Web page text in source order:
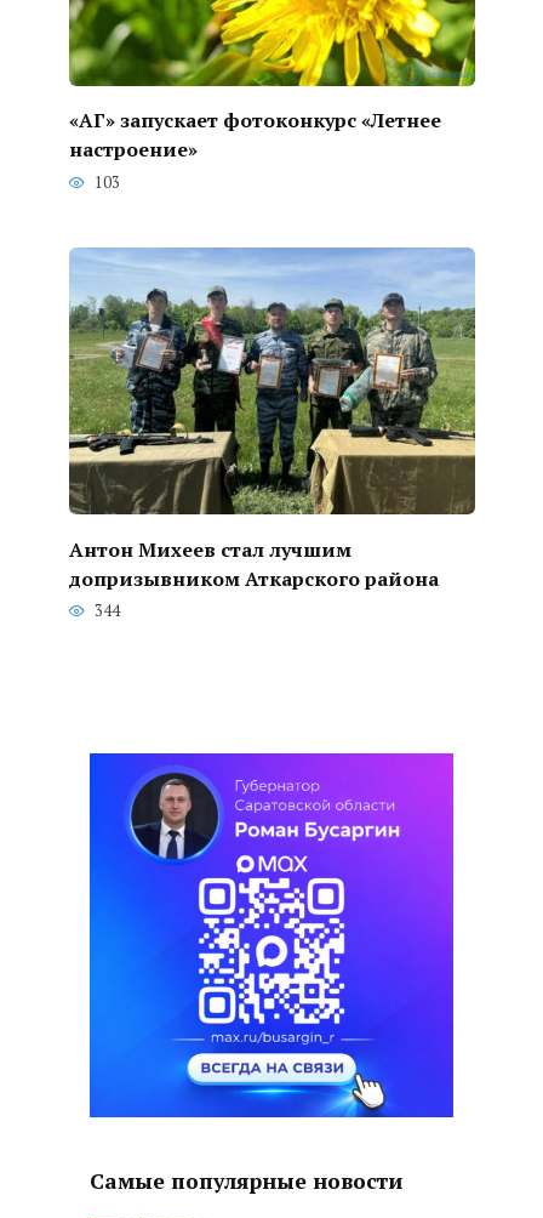
«АГ» запускает фотоконкурс «Летнее
настроение»
103
Антон Михеев стал лучшим
допризывником Аткарского района
344
Самые популярные новости